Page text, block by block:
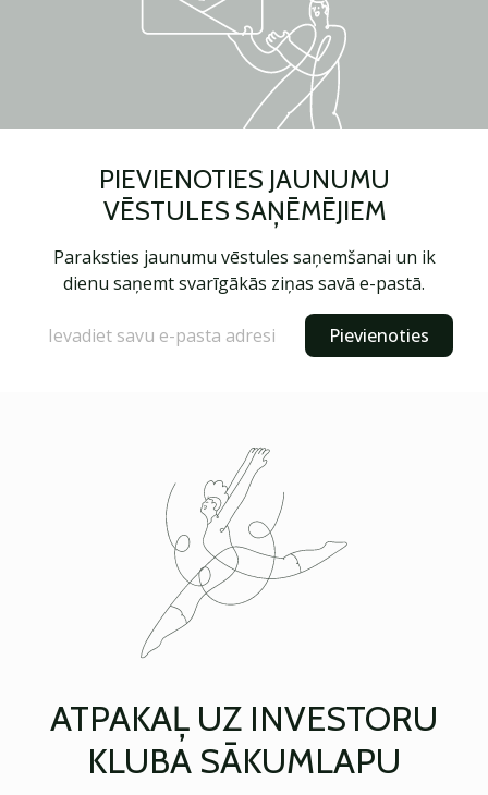
PIEVIENOTIES JAUNUMU
VĒSTULES SAŅĒMĒJIEM
Paraksties jaunumu vēstules saņemšanai un ik
dienu saņemt svarīgākās ziņas savā e-pastā.
Pievienoties
ATPAKAĻ UZ INVESTORU
KLUBA SĀKUMLAPU